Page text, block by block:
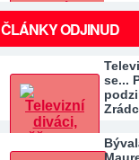
ČLÁNKY ODJINUD
se...